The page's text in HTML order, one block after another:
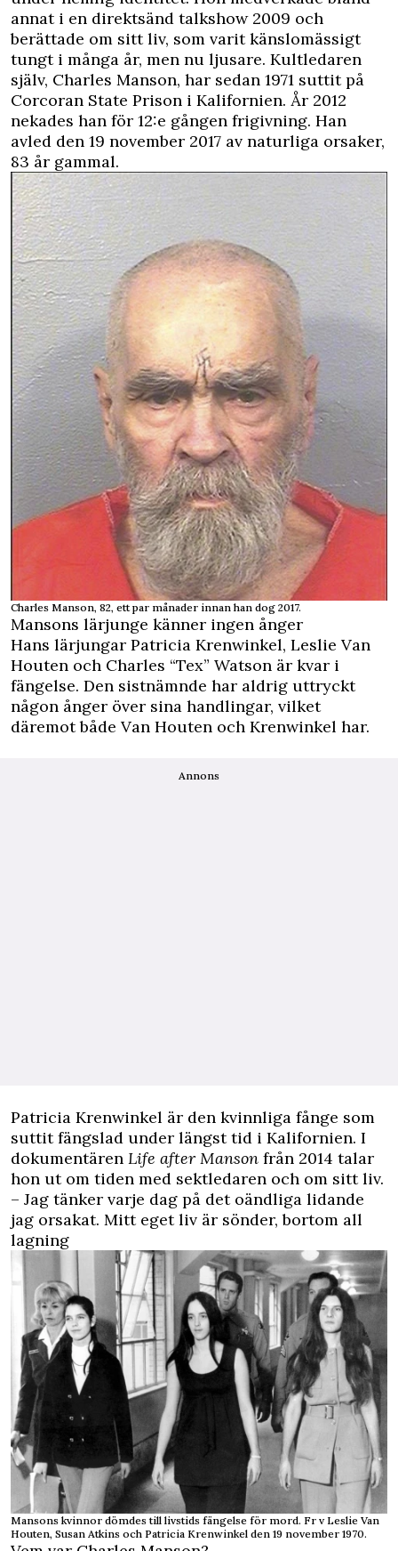
annat i en direktsänd talkshow 2009 och
berättade om sitt liv, som varit känslomässigt
tungt i många år, men nu ljusare. Kultledaren
själv, Charles Manson, har sedan 1971 suttit på
Corcoran State Prison i Kalifornien. År 2012
nekades han för 12:e gången frigivning. Han
avled den 19 november 2017 av naturliga orsaker,
83 år gammal.
Charles Manson, 82, ett par månader innan han dog 2017.
Mansons lärjunge känner ingen ånger
Hans lärjungar Patricia Krenwinkel, Leslie Van
Houten och Charles “Tex” Watson är kvar i
fängelse. Den sistnämnde har aldrig uttryckt
någon ånger över sina handlingar, vilket
däremot både Van Houten och Krenwinkel har.
Annons
Patricia Krenwinkel är den kvinnliga fånge som
suttit fängslad under längst tid i Kalifornien. I
dokumentären Life after Manson från 2014 talar
hon ut om tiden med sektledaren och om sitt liv.
– Jag tänker varje dag på det oändliga lidande
jag orsakat. Mitt eget liv är sönder, bortom all
lagning
Mansons kvinnor dömdes till livstids fängelse för mord. Fr v Leslie Van
Houten, Susan Atkins och Patricia Krenwinkel den 19 november 1970.